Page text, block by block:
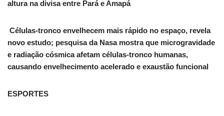
altura na divisa entre Pará e Amapá
️ Células-tronco envelhecem mais rápido no espaço, revela
novo estudo; pesquisa da Nasa mostra que microgravidade
e radiação cósmica afetam células-tronco humanas,
causando envelhecimento acelerado e exaustão funcional
ESPORTES